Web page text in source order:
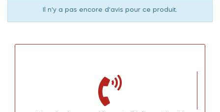
Il n'y a pas encore d'avis pour ce produit.